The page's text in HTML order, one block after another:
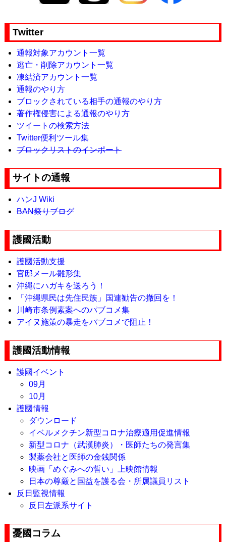
Twitter
通報対象アカウント一覧
逃亡・削除アカウント一覧
凍結済アカウント一覧
通報のやり方
ブロックされている相手の通報のやり方
著作権侵害による通報のやり方
ツイートの検索方法
Twitter便利ツール集
ブロックリストのインポート
サイトの通報
ハンJ Wiki
BAN祭りブログ
護國活動
護國活動支援
官邸メール雛形集
沖縄にハガキを送ろう！
「沖縄県民は先住民族」国連勧告の撤回を！
川崎市条例素案へのパブコメ集
アイヌ施策の暴走をパブコメで阻止！
護國活動情報
護國イベント
09月
10月
護國情報
ダウンロード
イベルメクチン新型コロナ治療適用促進情報
新型コロナ（武漢肺炎）・医師たちの発言集
製薬会社と医師の金銭関係
映画「めぐみへの誓い」上映館情報
日本の尊厳と国益を護る会・所属議員リスト
反日監視情報
反日左派系サイト
憂國コラム